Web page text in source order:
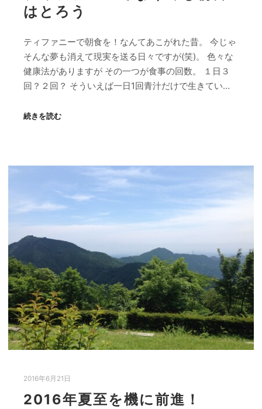
はとろう
ティファニーで朝食を！なんてあこがれた昔。 今じゃ
そんな夢も消えて現実を送る日々ですが(笑)。 色々な
健康法がありますが その一つが食事の回数。 １日３
回？２回？ そういえば一日1回青汁だけで生きてい…
続きを読む
2016年6月21日
2016年夏至を機に前進！